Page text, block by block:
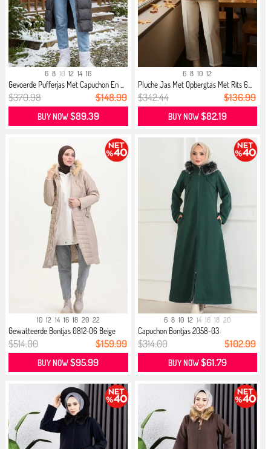
6 8 10 12 14 16
Gevoerde Pufferjas Met Capuchon En ...
$370.98 $148.99
BUY NOW$89.39
6 8 10 12
Pluche Jas Met Opbergtas Met Rits 6...
$342.44 $136.99
BUY NOW$82.19
10 12 14 16 18 20 22
Gewatteerde Bontjas 0812-06 Beige
$514.00 $159.99
BUY NOW$95.99
6 8 10 12 14 16 18 20
Capuchon Bontjas 2058-03
Smaragdgroen
$314.00 $102.99
BUY NOW$61.79